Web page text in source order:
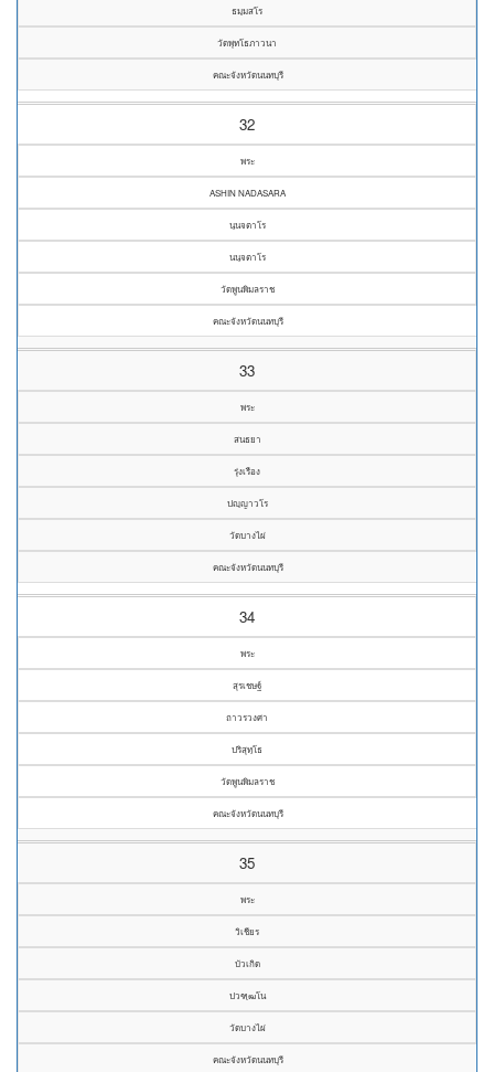
ธมฺมสโร
วัดพุทโธภาวนา
คณะจังหวัดนนทบุรี
32
พระ
ASHIN NADASARA
นฺนจตาโร
นนฺจตาโร
วัดพูนพิมลราช
คณะจังหวัดนนทบุรี
33
พระ
สนธยา
รุ่งเรือง
ปญฺญาวโร
วัดบางไผ่
คณะจังหวัดนนทบุรี
34
พระ
สุรเชษฐ์
ถาวรวงศา
ปริสุทฺโธ
วัดพูนพิมลราช
คณะจังหวัดนนทบุรี
35
พระ
วิเชียร
บัวเกิด
ปวฑฺฒโน
วัดบางไผ่
คณะจังหวัดนนทบุรี